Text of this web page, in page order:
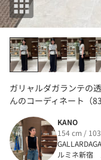
ガリャルダガランテの
んのコーディネート（
KANO
154 cm /
ルミネ新宿